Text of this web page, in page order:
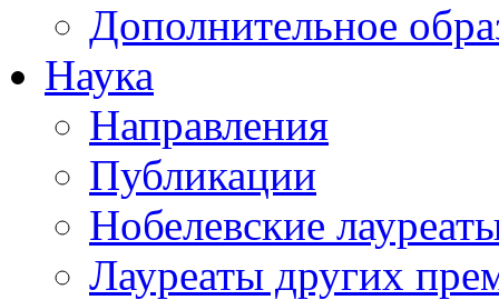
Дополнительное
Наука
Направления
Публикации
Нобелевские
Лауреаты других